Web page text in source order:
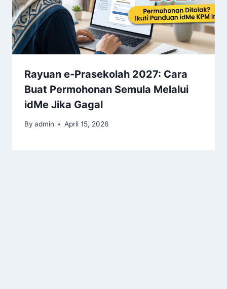
Rayuan e-Prasekolah 2027: Cara
Buat Permohonan Semula Melalui
idMe Jika Gagal
By admin April 15, 2026